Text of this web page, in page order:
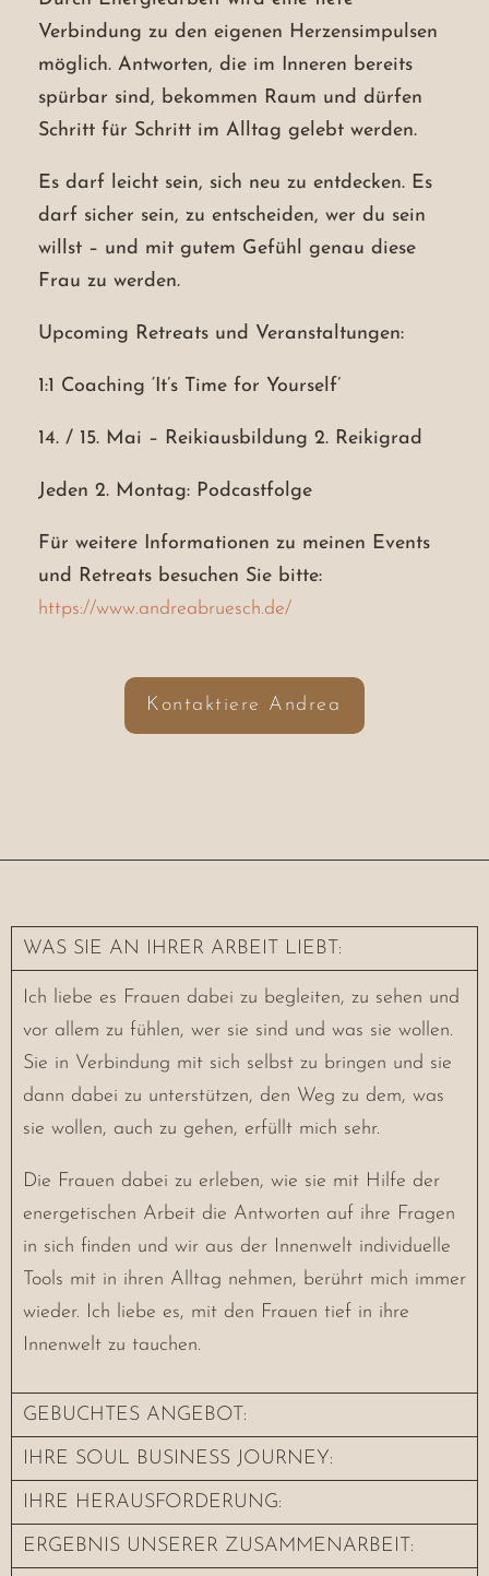
Verbindung zu den eigenen Herzensimpulsen
möglich. Antworten, die im Inneren bereits
spürbar sind, bekommen Raum und dürfen
Schritt für Schritt im Alltag gelebt werden.
Es darf leicht sein, sich neu zu entdecken. Es
darf sicher sein, zu entscheiden, wer du sein
willst – und mit gutem Gefühl genau diese
Frau zu werden.
Upcoming Retreats und Veranstaltungen:
1:1 Coaching ‘It’s Time for Yourself’
14. / 15. Mai – Reikiausbildung 2. Reikigrad
Jeden 2. Montag: Podcastfolge
Für weitere Informationen zu meinen Events
und Retreats besuchen Sie bitte:
https://www.andreabruesch.de/
Kontaktiere Andrea
WAS SIE AN IHRER ARBEIT LIEBT:
Ich liebe es Frauen dabei zu begleiten, zu sehen und
vor allem zu fühlen, wer sie sind und was sie wollen.
Sie in Verbindung mit sich selbst zu bringen und sie
dann dabei zu unterstützen, den Weg zu dem, was
sie wollen, auch zu gehen, erfüllt mich sehr.
Die Frauen dabei zu erleben, wie sie mit Hilfe der
energetischen Arbeit die Antworten auf ihre Fragen
in sich finden und wir aus der Innenwelt individuelle
Tools mit in ihren Alltag nehmen, berührt mich immer
wieder. Ich liebe es, mit den Frauen tief in ihre
Innenwelt zu tauchen.
GEBUCHTES ANGEBOT:
IHRE SOUL BUSINESS JOURNEY:
IHRE HERAUSFORDERUNG:
ERGEBNIS UNSERER ZUSAMMENARBEIT: